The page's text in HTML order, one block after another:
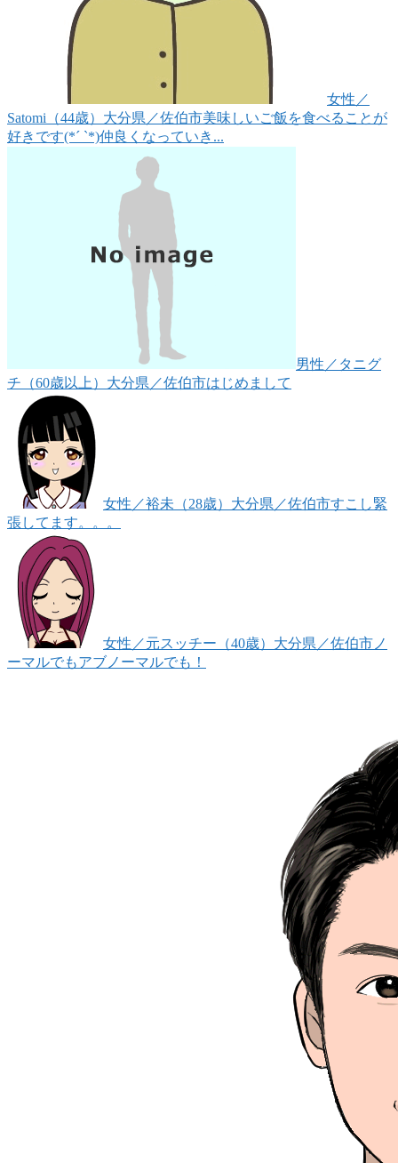
女性 ／
Satomi（44歳） 大分県／佐伯市美味しいご飯を食べることが
好きです(*´ `*)仲良くなっていき...
男性 ／タニグ
チ（60歳以上） 大分県／佐伯市はじめまして
女性 ／裕未（28歳） 大分県／佐伯市すこし緊
張してます。。。
女性 ／元スッチー（40歳） 大分県／佐伯市ノ
ーマルでもアブノーマルでも！